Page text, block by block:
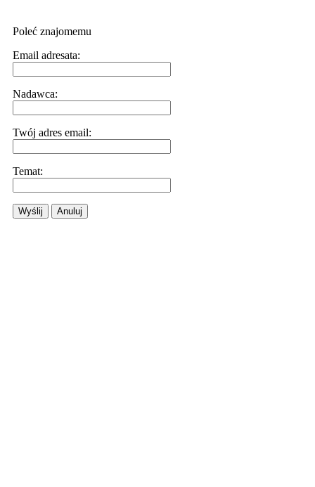
Poleć znajomemu
Email adresata:
Nadawca:
Twój adres email:
Temat:
Wyślij Anuluj